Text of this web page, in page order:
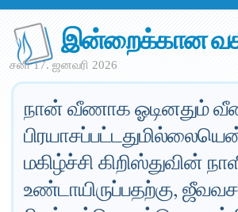
இன்றைக்கான
சனி 17. ஜனவரி 2026
நான் வீணாக ஓடினதும்
மகிழ்ச்சி கிறிஸ்துவின்
உண்டாயிருப்பதற்கு,